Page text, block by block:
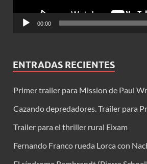
00:00
ENTRADAS RECIENTES
Primer trailer para Mission de Paul
Cazando depredadores. Trailer para
Trailer para el thriller rural Eixam
Fernando Franco rueda Lorca con